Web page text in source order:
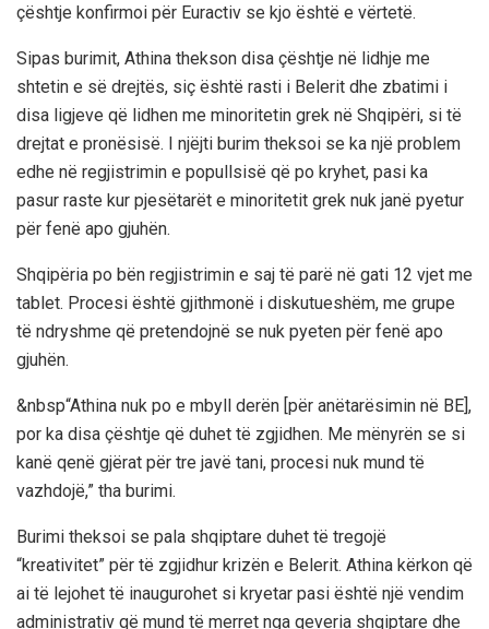
çështje konfirmoi për Euractiv se kjo është e vërtetë.
Sipas burimit, Athina thekson disa çështje në lidhje me
shtetin e së drejtës, siç është rasti i Belerit dhe zbatimi i
disa ligjeve që lidhen me minoritetin grek në Shqipëri, si të
drejtat e pronësisë. I njëjti burim theksoi se ka një problem
edhe në regjistrimin e popullsisë që po kryhet, pasi ka
pasur raste kur pjesëtarët e minoritetit grek nuk janë pyetur
për fenë apo gjuhën.
Shqipëria po bën regjistrimin e saj të parë në gati 12 vjet me
tablet. Procesi është gjithmonë i diskutueshëm, me grupe
të ndryshme që pretendojnë se nuk pyeten për fenë apo
gjuhën.
&nbsp“Athina nuk po e mbyll derën [për anëtarësimin në BE],
por ka disa çështje që duhet të zgjidhen. Me mënyrën se si
kanë qenë gjërat për tre javë tani, procesi nuk mund të
vazhdojë,” tha burimi.
Burimi theksoi se pala shqiptare duhet të tregojë
“kreativitet” për të zgjidhur krizën e Belerit. Athina kërkon që
ai të lejohet të inaugurohet si kryetar pasi është një vendim
administrativ që mund të merret nga qeveria shqiptare dhe